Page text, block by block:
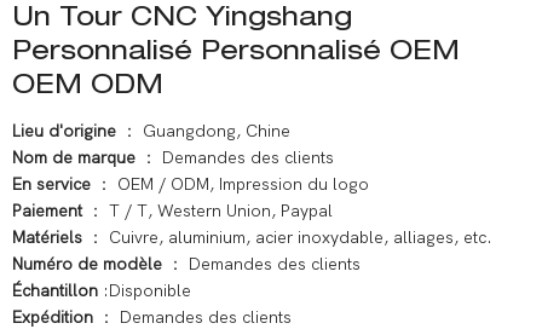
Un Tour CNC Yingshang
Personnalisé Personnalisé OEM
OEM ODM
Lieu d'origine ： Guangdong, Chine
Nom de marque ： Demandes des clients
En service ： OEM / ODM, Impression du logo
Paiement ： T / T, Western Union, Paypal
Matériels ： Cuivre, aluminium, acier inoxydable, alliages, etc.
Numéro de modèle ： Demandes des clients
Échantillon :Disponible
Expédition ： Demandes des clients